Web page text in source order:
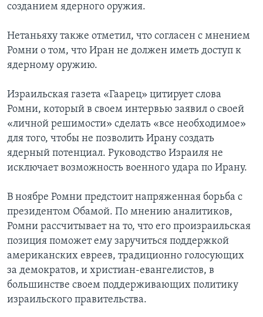
созданием ядерного оружия.
Нетаньяху также отметил, что согласен с мнением
Ромни о том, что Иран не должен иметь доступ к
ядерному оружию.
Израильская газета «Гаарец» цитирует слова
Ромни, который в своем интервью заявил о своей
«личной решимости» сделать «все необходимое»
для того, чтобы не позволить Ирану создать
ядерный потенциал. Руководство Израиля не
исключает возможность военного удара по Ирану.
В ноябре Ромни предстоит напряженная борьба с
президентом Обамой. По мнению аналитиков,
Ромни рассчитывает на то, что его произраильская
позиция поможет ему заручиться поддержкой
американских евреев, традиционно голосующих
за демократов, и христиан-евангелистов, в
большинстве своем поддерживающих политику
израильского правительства.